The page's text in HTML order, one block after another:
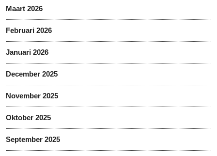
Maart 2026
Februari 2026
Januari 2026
December 2025
November 2025
Oktober 2025
September 2025